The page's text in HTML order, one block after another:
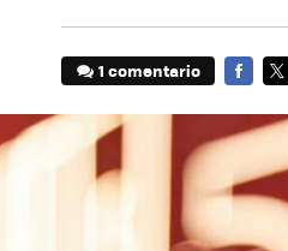
1 comentario